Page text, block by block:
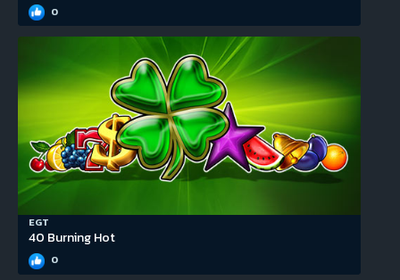
0
EGT
40 Burning Hot
0